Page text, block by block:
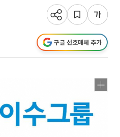
구글 선호매체 추가